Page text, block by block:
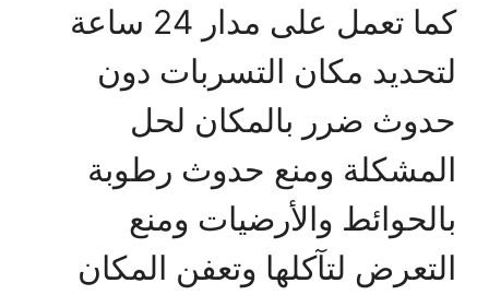
كما تعمل على مدار 24 ساعة
لتحديد مكان التسربات دون
حدوث ضرر بالمكان لحل
المشكلة ومنع حدوث رطوبة
بالحوائط والأرضيات ومنع
التعرض لتآكلها وتعفن المكان